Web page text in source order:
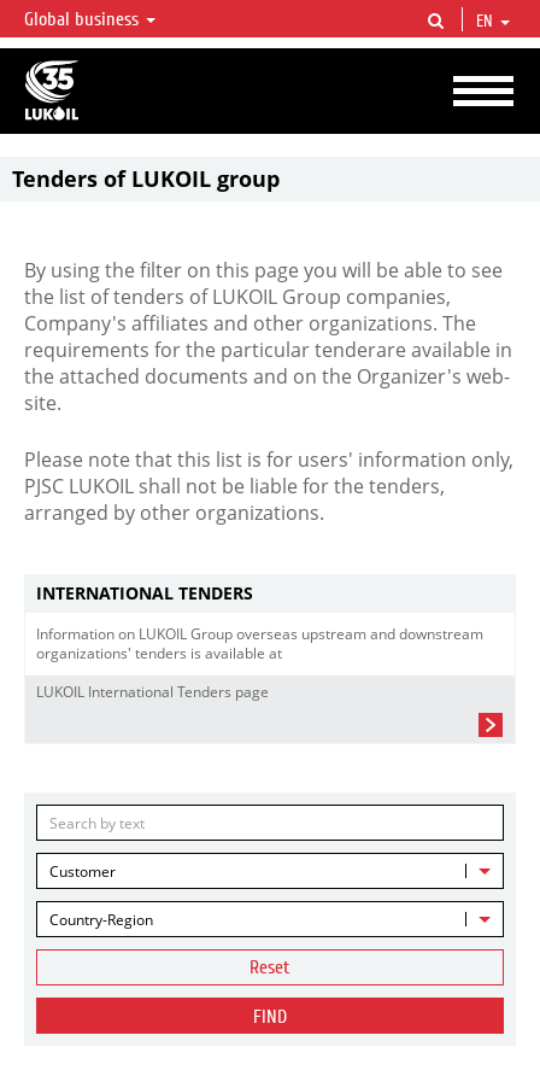
LUKOIL OVERVIEW
LUKOIL is one of the largest oil & gas vertical integrated companies in the world
accounting for over 2% of crude production and circa 1% of proved hydrocarbon
reserves globally.
Global business EN
Tenders of LUKOIL group
By using the filter on this page you will be able to see
the list of tenders of LUKOIL Group companies,
Company's affiliates and other organizations. The
requirements for the particular tenderare available in
the attached documents and on the Organizer's web-
site.
Please note that this list is for users' information only,
PJSC LUKOIL shall not be liable for the tenders,
arranged by other organizations.
INTERNATIONAL TENDERS
Information on LUKOIL Group overseas upstream and downstream
organizations' tenders is available at
LUKOIL International Tenders page
Customer
Country-Region
Reset
FIND